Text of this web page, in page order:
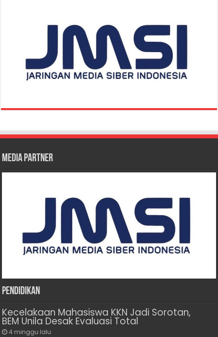
Media Partner
Pendidikan
Kecelakaan Mahasiswa KKN Jadi Sorotan,
BEM Unila Desak Evaluasi Total
4 minggu lalu